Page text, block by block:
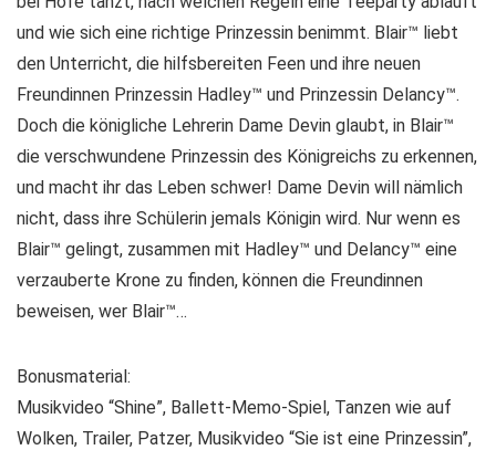
und wie sich eine richtige Prinzessin benimmt. Blair™ liebt
den Unterricht, die hilfsbereiten Feen und ihre neuen
Freundinnen Prinzessin Hadley™ und Prinzessin Delancy™.
Doch die königliche Lehrerin Dame Devin glaubt, in Blair™
die verschwundene Prinzessin des Königreichs zu erkennen,
und macht ihr das Leben schwer! Dame Devin will nämlich
nicht, dass ihre Schülerin jemals Königin wird. Nur wenn es
Blair™ gelingt, zusammen mit Hadley™ und Delancy™ eine
verzauberte Krone zu finden, können die Freundinnen
beweisen, wer Blair™…
Bonusmaterial:
Musikvideo “Shine”, Ballett-Memo-Spiel, Tanzen wie auf
Wolken, Trailer, Patzer, Musikvideo “Sie ist eine Prinzessin”,